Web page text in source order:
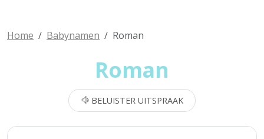
Home Babynamen Roman
Roman
BELUISTER UITSPRAAK